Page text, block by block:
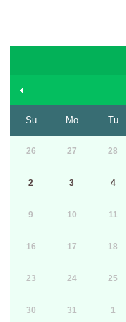
Su Mo Tu
26 27 28
2 3 4
9 10 11
16 17 18
23 24 25
30 31 1